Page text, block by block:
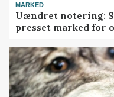
MARKED
Uændret notering:
presset marked for